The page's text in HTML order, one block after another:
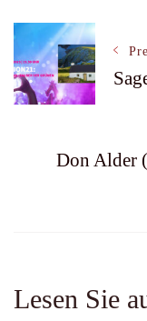
Post
Don Alder
Lesen Sie